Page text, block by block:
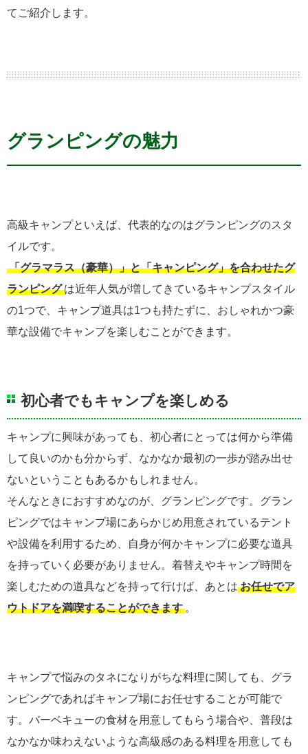
てご紹介します。
グランピングの魅力
高級キャンプといえば、代表的なのはグランピングのスタ
イルです。
「グラマラス（豪華）」と「キャンピング」を合わせたグ
ランピング は近年人気が増してきているキャンプスタイル
の1つで、キャンプ道具は1つも持たずに、おしゃれかつ豪
華な設備でキャンプを楽しむことができます。
初心者でもキャンプを楽しめる
キャンプに興味があっても、初心者にとっては何から準備
して良いのかも分からず、なかなか最初の一歩が踏み出せ
ないということもあるかもしれません。
そんなときにおすすめなのが、グランピングです。グラン
ピングではキャンプ場にあらかじめ用意されているテント
や設備を利用するため、自身が何かキャンプに必要な道具
を持っていく必要がありません。着替えやキャンプ時間を
楽しむための道具などを持って行けば、あとは お任せでア
ウトドアを満喫することができます 。
キャンプで悩みのタネになりがちな料理に関しても、グラ
ンピングであればキャンプ場にお任せすることが可能で
す。バーベキューの食材を用意してもらう場合や、普段は
なかなか味わえないような高級感のある料理を用意しても